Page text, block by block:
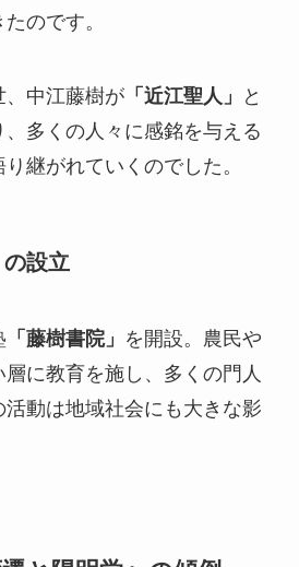
のです。
、中江藤樹が「近江聖人」
と
多くの人々に感銘を与える
継がれていくのでした。
設立
「藤樹書院」 を開設。農民や
に教育を施し、多くの門人
動は地域社会にも大きな影